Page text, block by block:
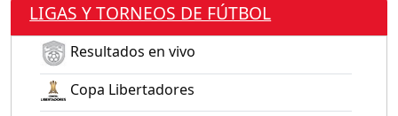
LIGAS Y TORNEOS DE FÚTBOL
Resultados en vivo
Copa Libertadores